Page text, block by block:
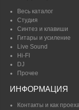
Весь каталог
Студия
Синтез и клавиши
Гитары и усиление
Live Sound
Hi-FI
DJ
Прочее
ИНФОРМАЦИЯ
Контакты и как